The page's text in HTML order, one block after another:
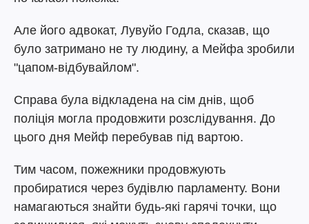
Але його адвокат, Лувуйо Годла, сказав, що
було затримано не ту людину, а Мейфа зробили
"цапом-відбувайлом".
Справа була відкладена на сім днів, щоб
поліція могла продовжити розслідування. До
цього дня Мейф перебував під вартою.
Тим часом, пожежники продовжують
пробиратися через будівлю парламенту. Вони
намагаються знайти будь-які гарячі точки, що